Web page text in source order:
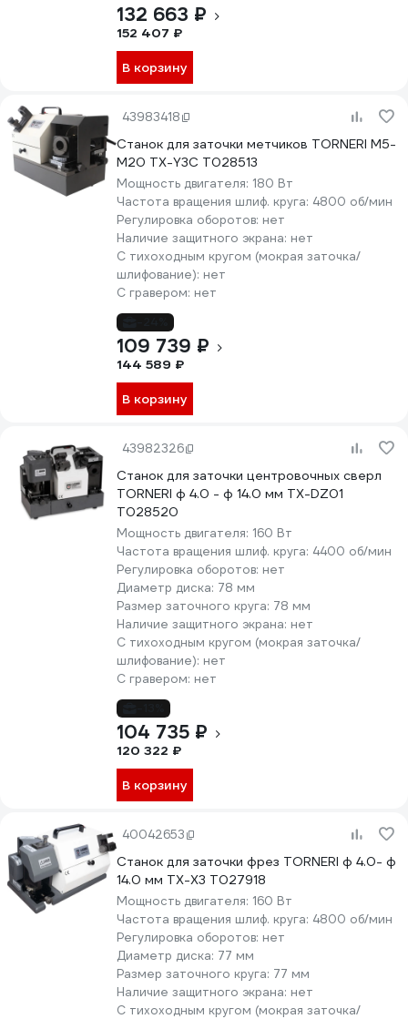
132 663 ₽
152 407 ₽
В корзину
43983418
Станок для заточки метчиков TORNERI М5-
М20 TX-Y3C Т028513
Мощность двигателя: 180 Вт
Частота вращения шлиф. круга: 4800 об/мин
Регулировка оборотов: нет
Наличие защитного экрана: нет
С тихоходным кругом (мокрая заточка/
шлифование): нет
С гравером: нет
109 739 ₽
144 589 ₽
В корзину
43982326
Станок для заточки центровочных сверл
TORNERI ф 4.0 - ф 14.0 мм TX-DZ01
Т028520
Мощность двигателя: 160 Вт
Частота вращения шлиф. круга: 4400 об/мин
Регулировка оборотов: нет
Диаметр диска: 78 мм
Размер заточного круга: 78 мм
Наличие защитного экрана: нет
С тихоходным кругом (мокрая заточка/
шлифование): нет
С гравером: нет
104 735 ₽
120 322 ₽
В корзину
40042653
Станок для заточки фрез TORNERI ф 4.0- ф
14.0 мм TX-X3 Т027918
Мощность двигателя: 160 Вт
Частота вращения шлиф. круга: 4800 об/мин
Регулировка оборотов: нет
Диаметр диска: 77 мм
Размер заточного круга: 77 мм
Наличие защитного экрана: нет
С тихоходным кругом (мокрая заточка/